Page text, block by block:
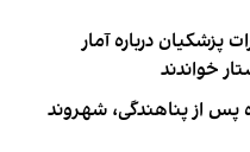
پزشکیان درباره آمار
خواندند
زن ایرانی ۵ ماه پس از پناهندگی، شهروند